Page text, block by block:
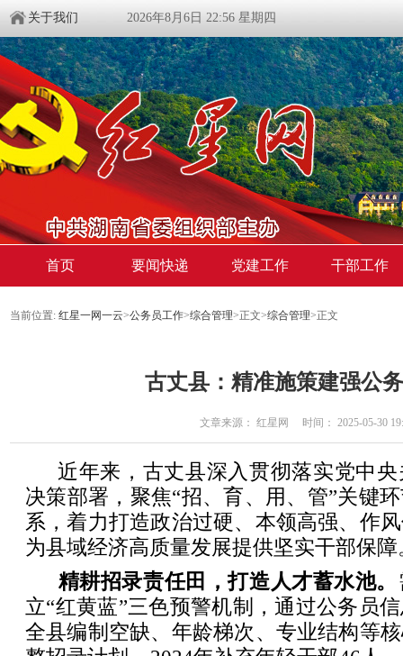
关于我们 2026年8月6日 22:56 星期四
首页 要闻快递 党建工作 干部工作
当前位置: 红星一网一云>公务员工作>综合管理>正文>综合管理>正文
古丈县：‌精准施策建强公
文章来源： 红星网 时间： 2025-05-30
近年来，古丈县深入贯彻落实党中
决策部署，聚焦“招、育、用、管”关键
系，着力打造政治过硬、本领高强、作
为县域经济高质量发展提供坚实干部保障
精耕招录责任田，打造人才蓄水池。‌
立“红黄蓝”三色预警机制，通过公务员
全县编制空缺、年龄梯次、专业结构等